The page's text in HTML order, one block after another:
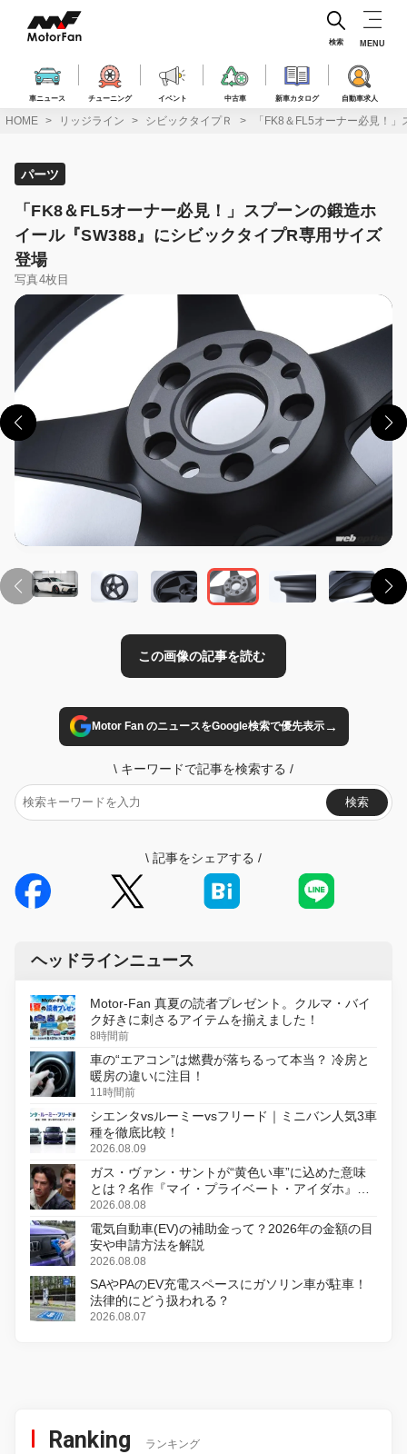
ス
車ニュース チューニング イベント 中古車 新車カタログ 自動車求人
検索 MENU
HOME リッジライン シビックタイプＲ 「FK8＆FL5オーナー必見！
パーツ
「FK8＆FL5オーナー必見！」スプーンの鍛造ホ
イール『SW388』にシビックタイプR専用サイズ
登場
写真4枚目
この画像の記事を読む
Motor Fan のニュースをGoogle検索で優先表示→
\ キーワードで記事を検索する /
検索
\ 記事をシェアする /
ヘッドラインニュース
Motor-Fan 真夏の読者プレゼント。クルマ・バイ
ク好きに刺さるアイテムを揃えました！
8時間前
車の“エアコン”は燃費が落ちるって本当？ 冷房と
暖房の違いに注目！
11時間前
シエンタvsルーミーvsフリード｜ミニバン人気3車
種を徹底比較！
2026.08.09
ガス・ヴァン・サントが“黄色い車”に込めた意味
とは？名作『マイ・プライベート・アイダホ』が
初のデジタルリマスター版で復活
2026.08.08
電気自動車(EV)の補助金って？2026年の金額の目
安や申請方法を解説
2026.08.08
SAやPAのEV充電スペースにガソリン車が駐車！
法律的にどう扱われる？
2026.08.07
Ranking ランキング